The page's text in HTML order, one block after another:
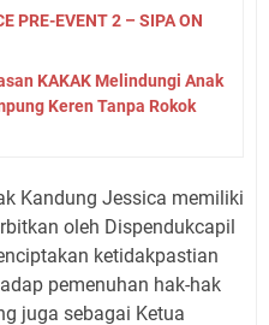
PRE-EVENT 2 – SIPA ON
KAKAK Melindungi Anak
Keren Tanpa Rokok
Kandung Jessica memiliki
oleh Dispendukcapil
ketidakpastian
pemenuhan hak-hak
juga sebagai Ketua